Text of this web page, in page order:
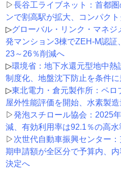
▷長谷工ライブネット：首都
ンで割高駅が拡大、コンパク
▷グローバル・リンク・マネジ
発マンション3棟でZEH-M認証
23～26％削減へ
▷環境省：地下水還元型地中熱
制度化、地盤沈下防止を条件
▷東北電力・倉元製作所：ペロ
屋外性能評価を開始、水素製
▷発泡スチロール協会：2025
減、有効利用率は92.1％の高水
▷ 次世代自動車振興センター
期申請額が全区分で予算内、
決定へ